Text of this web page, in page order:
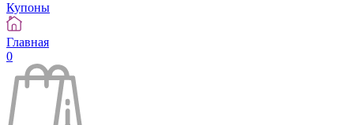
Купоны
Главная
0